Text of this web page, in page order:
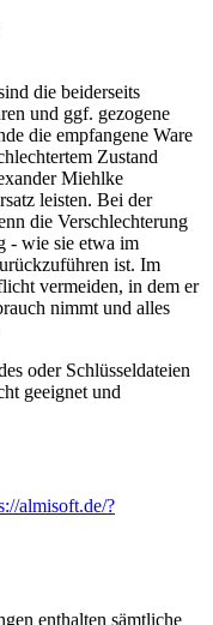
die beiderseits
und ggf. gezogene
die empfangene Ware
Zustand
Miehlke
leisten. Bei der
die Verschlechterung
- wie sie etwa im
ist. Im
vermeiden, in dem er
nimmt und alles
oder Schlüsseldateien
geeignet und
almisoft.de/?
enthalten sämtliche